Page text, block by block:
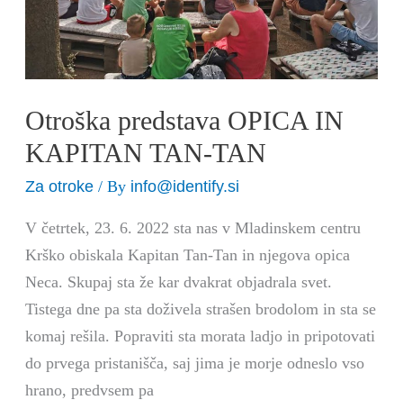
Otroška predstava OPICA IN
KAPITAN TAN-TAN
Za otroke / By info@identify.si
V četrtek, 23. 6. 2022 sta nas v Mladinskem centru
Krško obiskala Kapitan Tan-Tan in njegova opica
Neca. Skupaj sta že kar dvakrat objadrala svet.
Tistega dne pa sta doživela strašen brodolom in sta se
komaj rešila. Popraviti sta morata ladjo in pripotovati
do prvega pristanišča, saj jima je morje odneslo vso
hrano, predvsem pa